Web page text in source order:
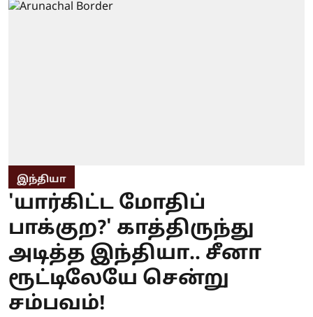
இந்தியா
'யார்கிட்ட மோதிப்
பாக்குற?' காத்திருந்து
அடித்த இந்தியா.. சீனா
ரூட்டிலேயே சென்று
சம்பவம்!